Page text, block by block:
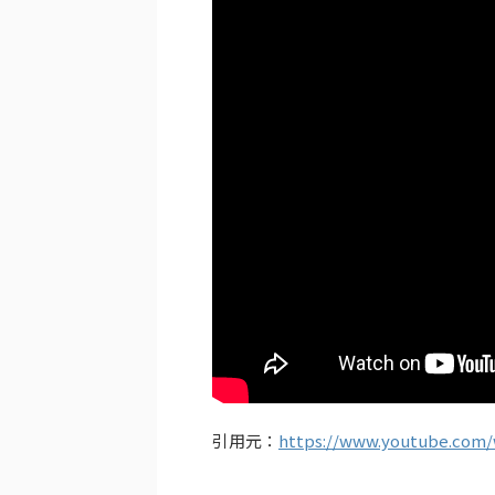
引用元： https://www.youtube.com/